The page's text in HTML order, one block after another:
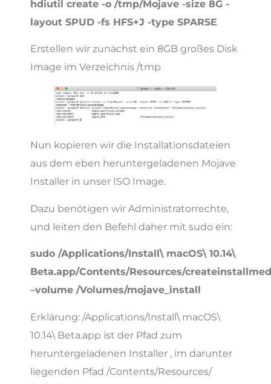
hdiutil create -o /tmp/Mojave -size 8G -
layout SPUD -fs HFS+J -type SPARSE
Erstellen wir zunächst ein 8GB großes Disk
Image im Verzeichnis /tmp
Nun kopieren wir die Installationsdateien
aus dem eben heruntergeladenen Mojave
Installer in unser ISO Image.
Dazu benötigen wir Administratorrechte,
und leiten den Befehl daher mit sudo ein:
sudo /Applications/Install\ macOS\ 10.14\
Beta.app/Contents/Resources/
–volume /Volumes/mojave_install
Erklärung: /Applications/Install\ macOS\
10.14\ Beta.app ist der Pfad zum
heruntergeladenen Installer , im darunter
liegenden Pfad /Contents/Resources/